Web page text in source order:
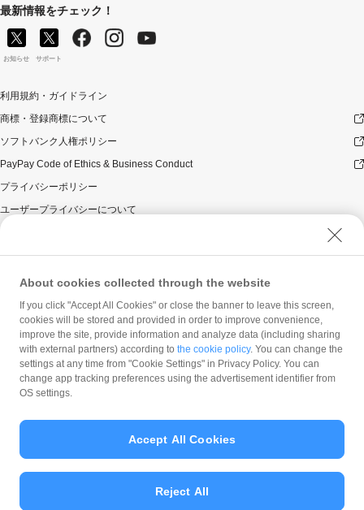
最新情報をチェック！
お知らせ サポート
利用規約・ガイドライン
商標・登録商標について
ソフトバンク人権ポリシー
PayPay Code of Ethics & Business Conduct
プライバシーポリシー
ユーザープライバシーについて
ウェブサイト利用規約
反社会的勢力に対する方針
勧誘方針
マネロン等基本方針
カスタマーハラスメントに関する当社の考え方
© PayPay Corporation
About cookies collected through the website
If you click "Accept All Cookies" or close the banner to leave this screen,
cookies will be stored and provided in order to improve convenience,
improve the site, provide information and analyze data (including sharing
with external partners) according to the cookie policy. You can change the
settings at any time from "Cookie Settings" in Privacy Policy. You can
change app tracking preferences using the advertisement identifier from
OS settings.
Reject All
Accept All Cookies